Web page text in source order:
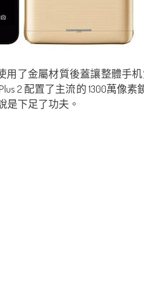
用了金屬材質後蓋讓整體手
2 配置了主流的 1300萬像
是下足了功夫。